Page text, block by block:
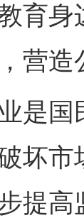
育
营
国
坏
提